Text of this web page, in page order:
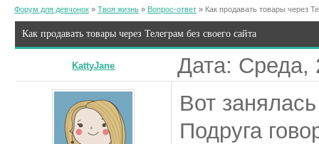
Форум для девчонок » Твоя жизнь » Вопрос-ответ » Как продавать товары через
Как продавать товары через Телеграм без своего сайта
KattyJane Дата:
Вот
Подруга